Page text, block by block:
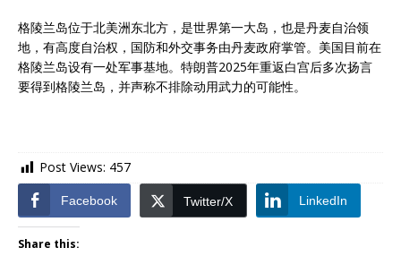
格陵兰岛位于北美洲东北方，是世界第一大岛，也是丹麦自治领
地，有高度自治权，国防和外交事务由丹麦政府掌管。美国目前在
格陵兰岛设有一处军事基地。特朗普2025年重返白宫后多次扬言
要得到格陵兰岛，并声称不排除动用武力的可能性。
Post Views: 457
Facebook Twitter/X LinkedIn
Share this: